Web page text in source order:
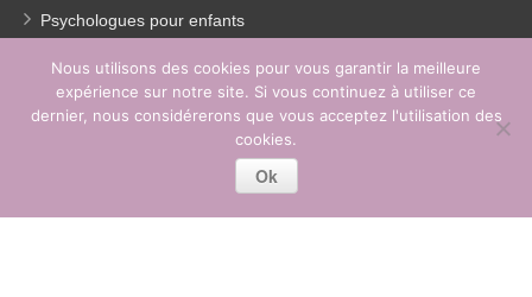
Psychologues pour enfants
Thérapie de la dépression
Perte de poids
Nous utilisons des cookies pour vous garantir la meilleure
expérience sur notre site. Si vous continuez à utiliser ce
dernier, nous considérerons que vous acceptez l'utilisation des
cookies.
Ok